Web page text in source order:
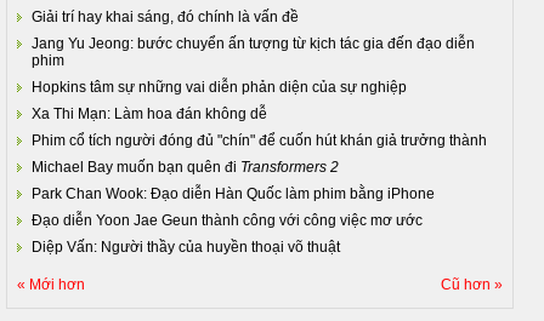
Giải trí hay khai sáng, đó chính là vấn đề
Jang Yu Jeong: bước chuyển ấn tượng từ kịch tác gia đến đạo diễn
phim
Hopkins tâm sự những vai diễn phản diện của sự nghiệp
Xa Thi Mạn: Làm hoa đán không dễ
Phim cổ tích người đóng đủ "chín" để cuốn hút khán giả trưởng thành
Michael Bay muốn bạn quên đi Transformers 2
Park Chan Wook: Đạo diễn Hàn Quốc làm phim bằng iPhone
Đạo diễn Yoon Jae Geun thành công với công việc mơ ước
Diệp Vấn: Người thầy của huyền thoại võ thuật
« Mới hơn Cũ hơn »